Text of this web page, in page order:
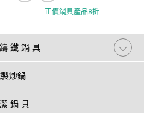
正價鍋具產品8折
鐵 鍋 具
炒鍋
鍋 具